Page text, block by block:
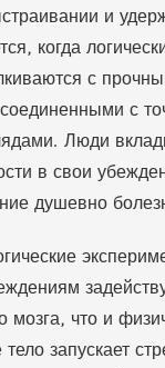
и
когда
с
с
Люди
в свои
душевно
мозга, что и
запускает